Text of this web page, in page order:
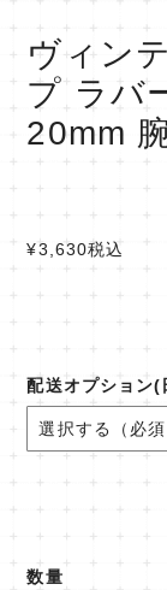
ヴィン
プ ラバ
20mm
¥3,630税込
配送オプション(
数量